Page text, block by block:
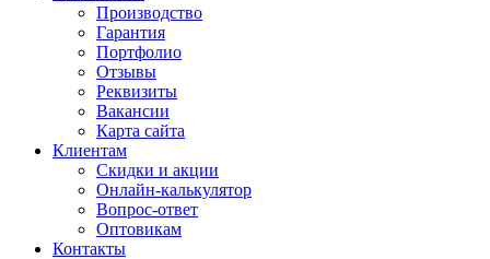
Производство
Гарантия
Портфолио
Отзывы
Реквизиты
Вакансии
Карта сайта
Клиентам
Скидки и акции
Онлайн-калькулятор
Вопрос-ответ
Оптовикам
Контакты